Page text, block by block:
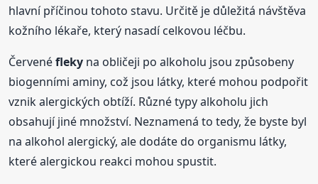
hlavní příčinou tohoto stavu. Určitě je důležitá návštěva
kožního lékaře, který nasadí celkovou léčbu.
Červenéfleky na obličeji po alkoholu jsou způsobeny
biogenními aminy, což jsou látky, které mohou podpořit
vznik alergických obtíží. Různé typy alkoholu jich
obsahují jiné množství. Neznamená to tedy, že byste byl
na alkohol alergický, ale dodáte do organismu látky,
které alergickou reakci mohou spustit.